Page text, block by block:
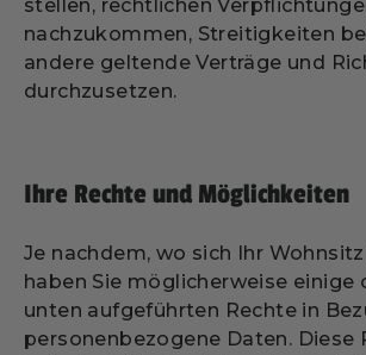
stellen, rechtlichen
nachzukommen, Streitigkeiten
andere geltende Verträge und
durchzusetzen.
Ihre Rechte und Möglichkeiten
Je nachdem, wo sich Ihr
haben Sie möglicherweise einige
unten aufgeführten Rechte in
personenbezogene Daten. Diese